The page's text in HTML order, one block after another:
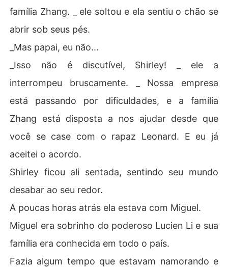
família Zhang. _ ele soltou e ela sentiu o chão se
abrir sob seus pés.
_Mas papai, eu não...
_Isso não é discutível, Shirley! _ ele a
interrompeu bruscamente. _ Nossa empresa
está passando por dificuldades, e a família
Zhang está disposta a nos ajudar desde que
você se case com o rapaz Leonard. E eu já
aceitei o acordo.
Shirley ficou ali sentada, sentindo seu mundo
desabar ao seu redor.
A poucas horas atrás ela estava com Miguel.
Miguel era sobrinho do poderoso Lucien Li e sua
família era conhecida em todo o país.
Fazia algum tempo que estavam namorando e